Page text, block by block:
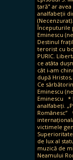
țară" ar
analfabeții
Începuturile
Eminescu
Destinul
terorist cu
PURIC.
ce atâta
cât i-am
după
Ce
Eminescu
Eminescu
*
analfabeți.
Românesc”
victimele
de lux al
muzică de
Neamului